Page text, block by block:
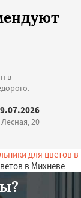
в
20
для цветов в
в Михневе